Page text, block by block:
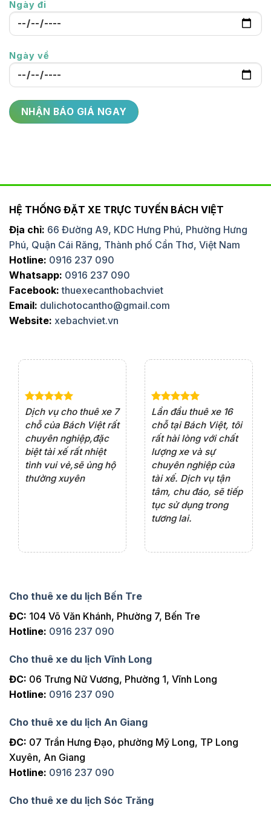
Ngày đi
Ngày về
HỆ THỐNG ĐẶT XE TRỰC TUYẾN BÁCH VIỆT
Địa chỉ: 66 Đường A9, KDC Hưng Phú, Phường Hưng
Phú, Quận Cái Răng, Thành phố Cần Thơ, Việt Nam
Hotline: 0916 237 090
Whatsapp: 0916 237 090
Facebook: thuexecanthobachviet
Email: dulichotocantho@gmail.com
Website: xebachviet.vn
Dịch vụ cho thuê xe 7
chỗ của Bách Việt rất
chuyên nghiệp,đặc
biệt tài xế rất nhiệt
tình vui vẻ,sẽ ủng hộ
thường xuyên
Lần đầu thuê xe 16
chỗ tại Bách Việt, tôi
rất hài lòng với chất
lượng xe và sự
chuyên nghiệp của
tài xế. Dịch vụ tận
tâm, chu đáo, sẽ tiếp
tục sử dụng trong
tương lai.
Cho thuê xe du lịch Bến Tre
ĐC: 104 Võ Văn Khánh, Phường 7, Bến Tre
Hotline: 0916 237 090
Cho thuê xe du lịch Vĩnh Long
ĐC: 06 Trưng Nữ Vương, Phường 1, Vĩnh Long
Hotline: 0916 237 090
Cho thuê xe du lịch An Giang
ĐC: 07 Trần Hưng Đạo, phường Mỹ Long, TP Long
Xuyên, An Giang
Hotline: 0916 237 090
Cho thuê xe du lịch Sóc Trăng